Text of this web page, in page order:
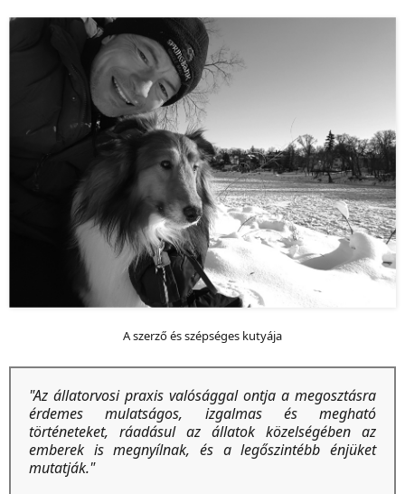
A szerző és szépséges kutyája
"Az állatorvosi praxis valósággal ontja a megosztásra
érdemes mulatságos, izgalmas és megható
történeteket, ráadásul az állatok közelségében az
emberek is megnyílnak, és a legőszintébb énjüket
mutatják."